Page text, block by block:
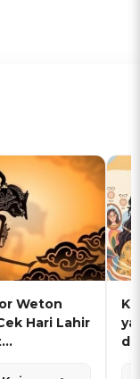
Weton
Hari Lahir